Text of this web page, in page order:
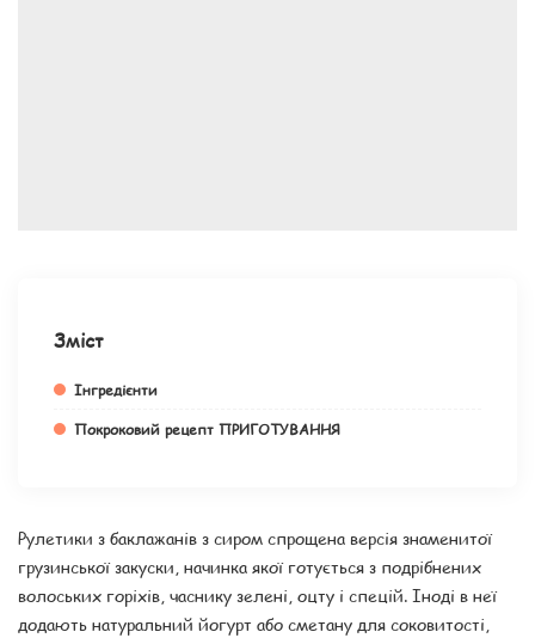
Зміст
Інгредієнти
Покроковий рецепт ПРИГОТУВАННЯ
Рулетики з баклажанів з сиром спрощена версія знаменитої
грузинської закуски, начинка якої готується з подрібнених
волоських горіхів, часнику зелені, оцту і спецій. Іноді в неї
додають натуральний йогурт або сметану для соковитості,